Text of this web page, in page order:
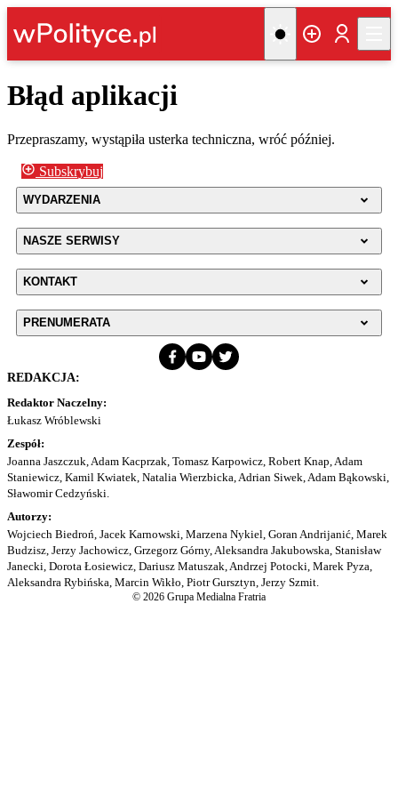
Błąd aplikacji
Przepraszamy, wystąpiła usterka techniczna, wróć później.
Subskrybuj
WYDARZENIA
NASZE SERWISY
KONTAKT
PRENUMERATA
REDAKCJA:
Redaktor Naczelny:
Łukasz Wróblewski
Zespół:
Joanna Jaszczuk, Adam Kacprzak, Tomasz Karpowicz, Robert Knap, Adam
Staniewicz, Kamil Kwiatek, Natalia Wierzbicka, Adrian Siwek, Adam Bąkowski,
Sławomir Cedzyński.
Autorzy:
Wojciech Biedroń, Jacek Karnowski, Marzena Nykiel, Goran Andrijanić, Marek
Budzisz, Jerzy Jachowicz, Grzegorz Górny, Aleksandra Jakubowska, Stanisław
Janecki, Dorota Łosiewicz, Dariusz Matuszak, Andrzej Potocki, Marek Pyza,
Aleksandra Rybińska, Marcin Wikło, Piotr Gursztyn, Jerzy Szmit.
© 2026 Grupa Medialna Fratria